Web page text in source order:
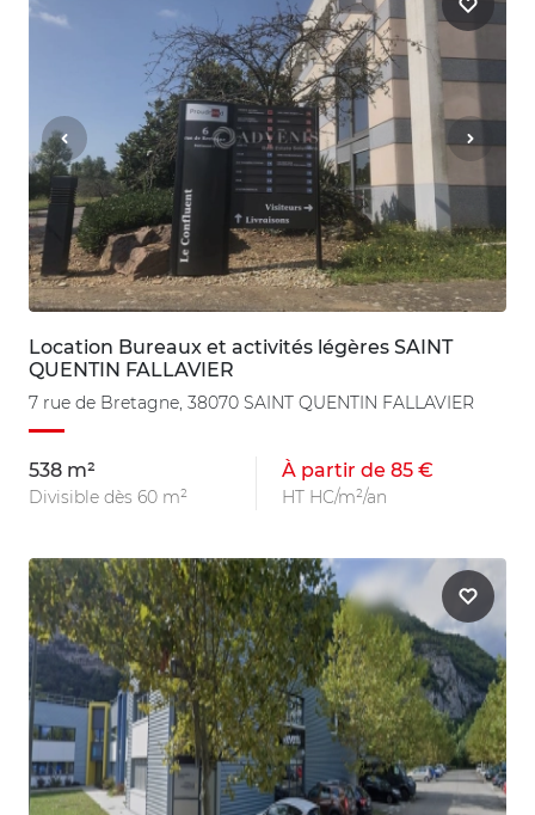
Location Bureaux et activités légères SAINT
QUENTIN FALLAVIER
7 rue de Bretagne, 38070 SAINT QUENTIN FALLAVIER
538 m²
Divisible dès 60 m²
À partir de 85 €
HT HC/m²/an